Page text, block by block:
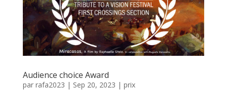
Audience choice Award
par rafa2023 | Sep 20, 2023 | prix